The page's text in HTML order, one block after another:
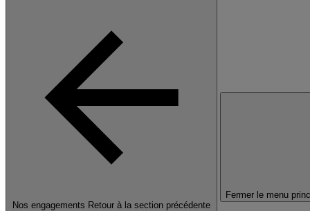
Nos engagements Retour à la section précédente
Fermer le menu